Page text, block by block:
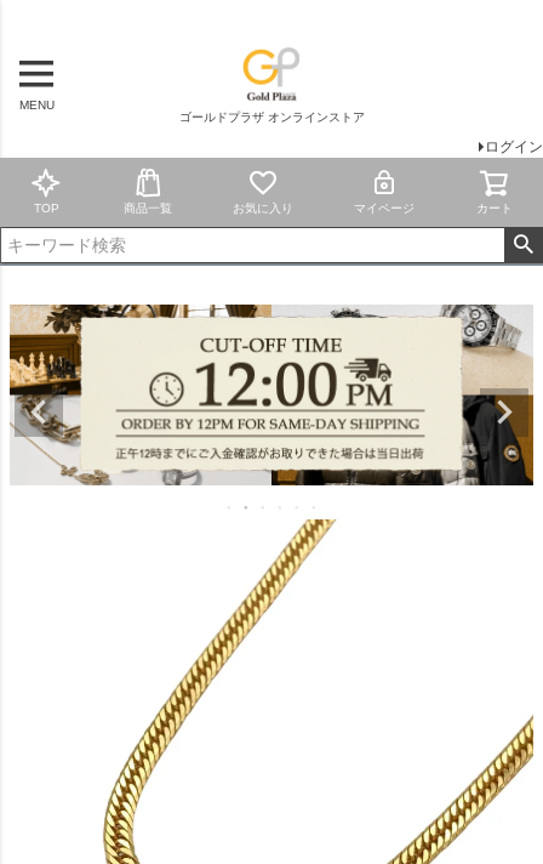
MENU
ゴールドプラザ オンラインストア
ログイン
TOP 商品一覧 お気に入り マイページ カート